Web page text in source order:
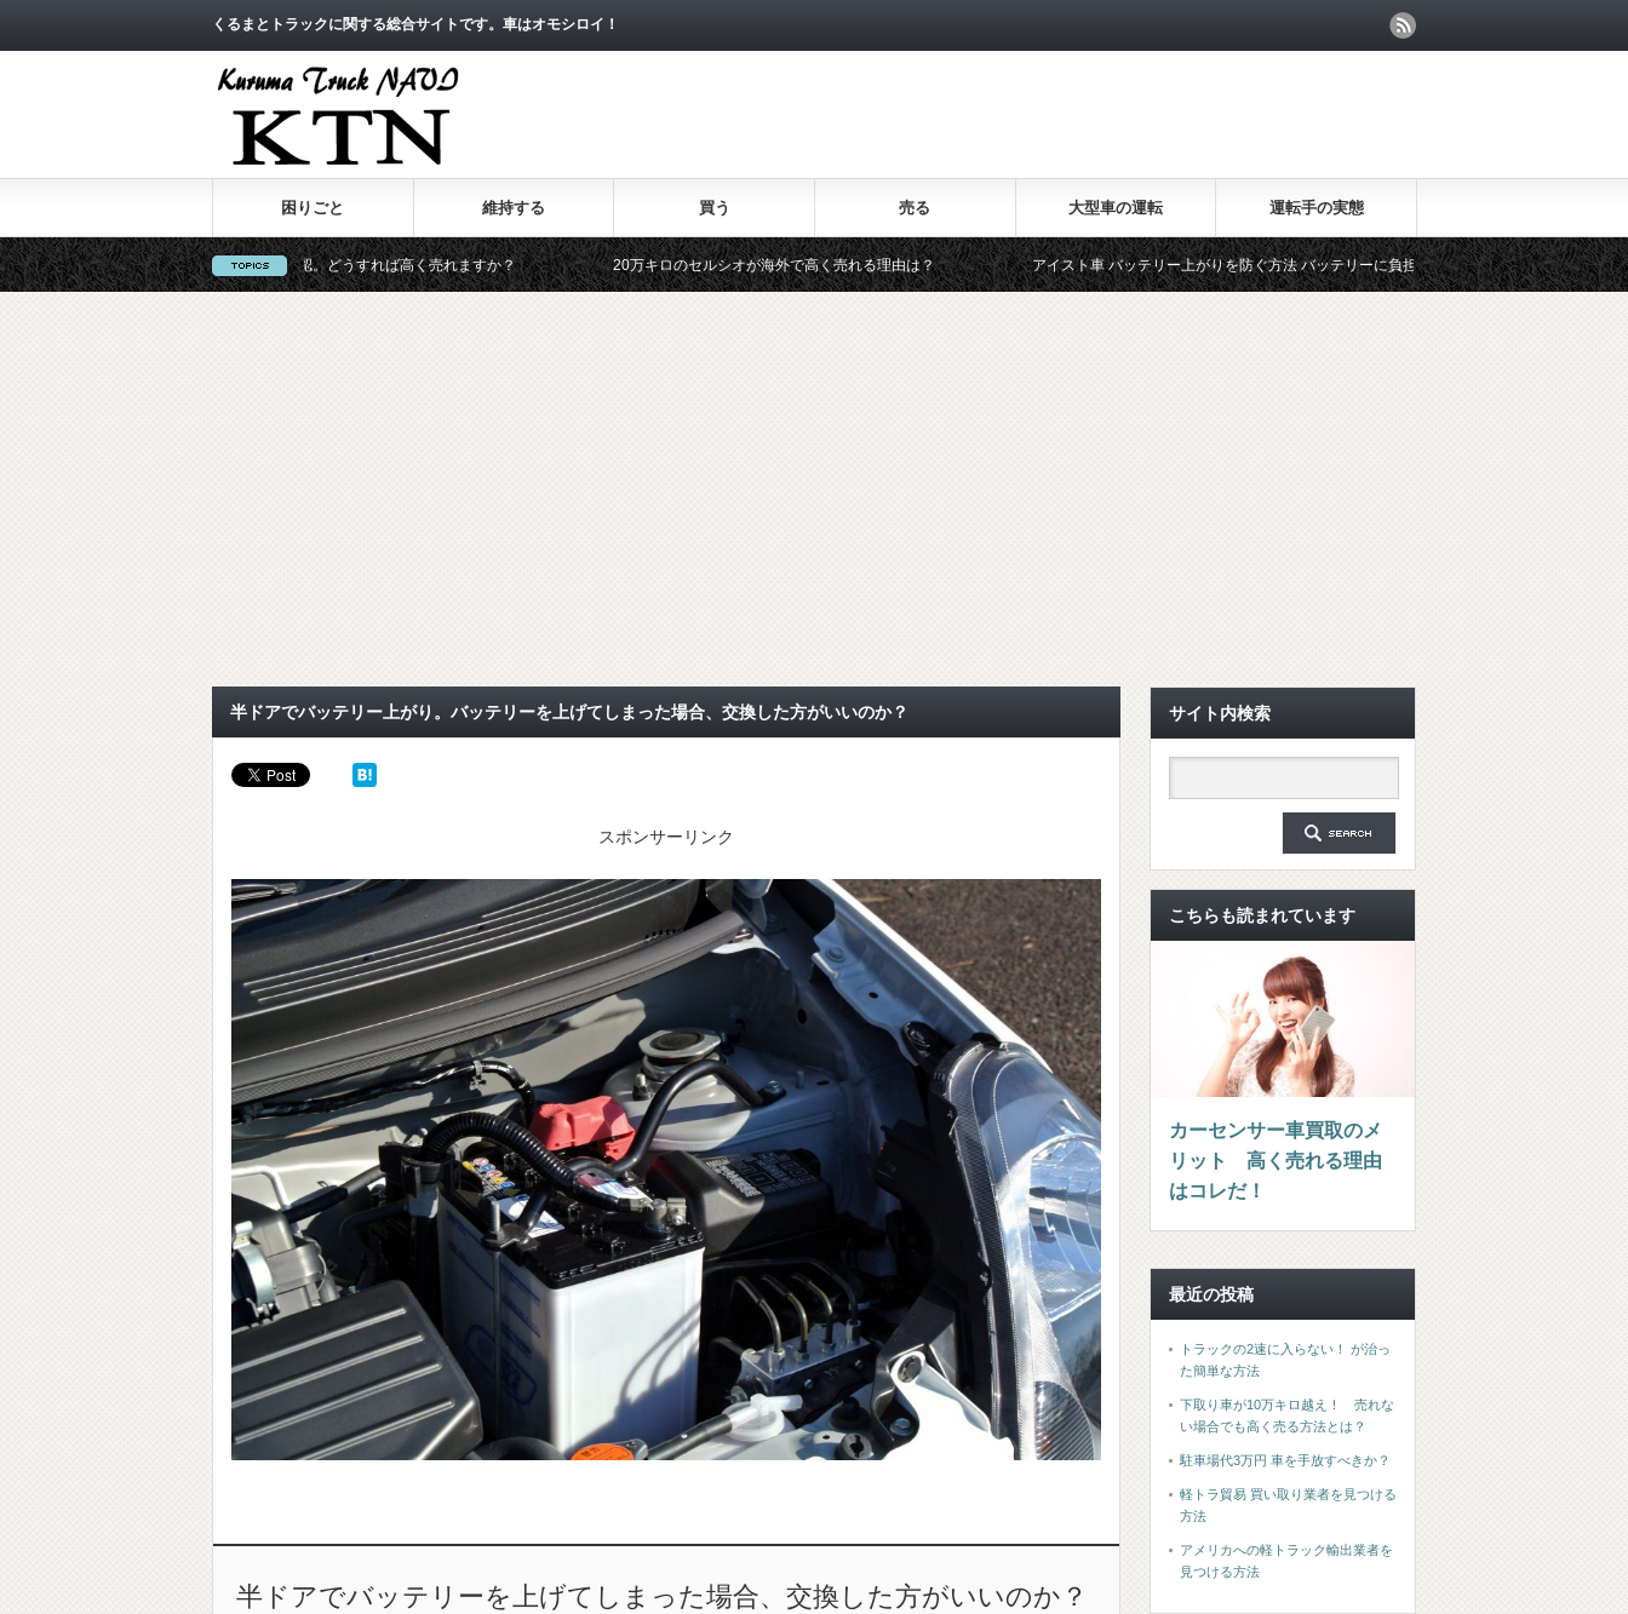
くるまとトラックに関する総合サイトです。車はオモシロイ！
困りごと 維持する 買う 売る 大型車の運転 運転手の実態
価格が 爆高 である事を確認。どうすれば高く売れますか？ 20万キロのセルシオが海外で高く売れる理由は？ アイスト車 バッテリー上がりを防ぐ方法 バッテリーに負担をかけない上手な乗り方 【悲報】
半ドアでバッテリー上がり。バッテリーを上げてしまった場合、交換した方がいいのか？
スポンサーリンク
半ドアでバッテリーを上げてしまった場合、交換した方がいいのか？
サイト内検索
こちらも読まれています
カーセンサー車買取のメ
リット 高く売れる理由
はコレだ！
最近の投稿
トラックの2速に入らない！ が治っ
た簡単な方法
下取り車が10万キロ越え！ 売れな
い場合でも高く売る方法とは？
駐車場代3万円 車を手放すべきか？
軽トラ貿易 買い取り業者を見つける
方法
アメリカへの軽トラック輸出業者を
見つける方法